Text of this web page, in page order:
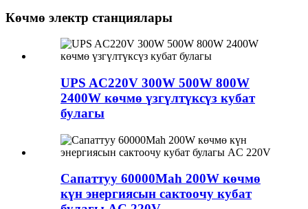
Көчмө электр станциялары
UPS AC220V 300W 500W 800W
2400W көчмө үзгүлтүксүз кубат
булагы
Сапаттуу 60000Mah 200W көчмө
күн энергиясын сактоочу кубат